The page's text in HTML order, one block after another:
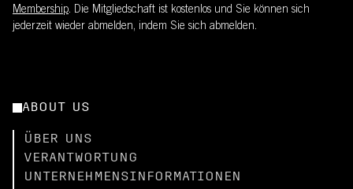
Membership. Die Mitgliedschaft ist kostenlos und Sie können sich
jederzeit wieder abmelden, indem Sie sich abmelden.
ABOUT US
ÜBER UNS
VERANTWORTUNG
UNTERNEHMENSINFORMATIONEN